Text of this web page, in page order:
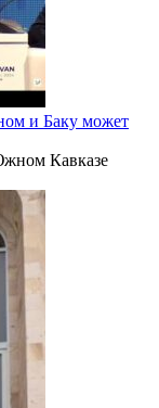
и Баку может
Кавказе